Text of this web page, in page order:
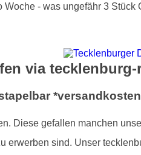
- was ungefähr 3 Stück
via
Diese gefallen manchen
sind. Unser